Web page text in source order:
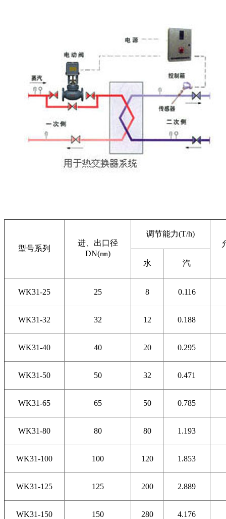
型号系列
进、出口径
DN(㎜)
调节能力(T/h)
水 汽
WK31-25 25 8 0.116
WK31-32 32 12 0.188
WK31-40 40 20 0.295
WK31-50 50 32 0.471
WK31-65 65 50 0.785
WK31-80 80 80 1.193
WK31-100 100 120 1.853
WK31-125 125 200 2.889
WK31-150 150 280 4.176